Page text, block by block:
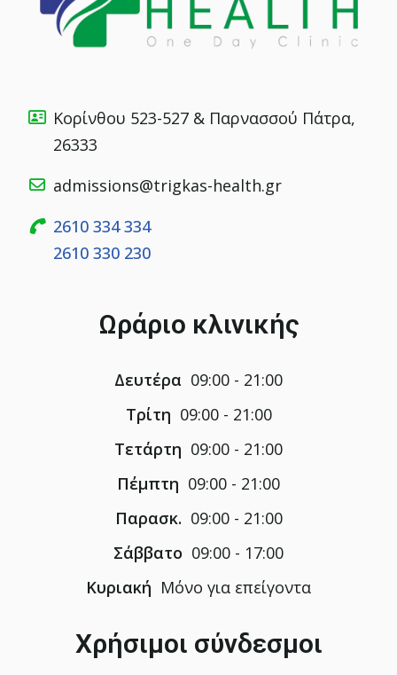
Κορίνθου 523-527 & Παρνασσού Πάτρα,
26333
admissions@trigkas-health.gr
2610 334 334
2610 330 230
Ωράριο κλινικής
Δευτέρα 09:00 - 21:00
Τρίτη 09:00 - 21:00
Τετάρτη 09:00 - 21:00
Πέμπτη 09:00 - 21:00
Παρασκ. 09:00 - 21:00
Σάββατο 09:00 - 17:00
Κυριακή Μόνο για επείγοντα
Χρήσιμοι σύνδεσμοι